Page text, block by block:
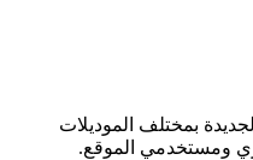
بمختلف الموديلات
ومستخدمي الموقع.